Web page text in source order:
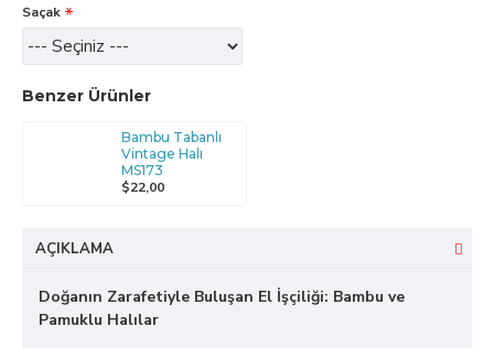
Saçak
Benzer Ürünler
Bambu Tabanlı
Vintage Halı
MS173
$22,00
AÇIKLAMA
Doğanın Zarafetiyle Buluşan El İşçiliği: Bambu ve
Pamuklu Halılar